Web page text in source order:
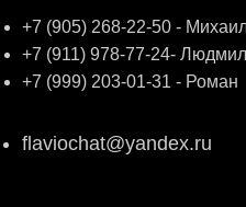
+7 (905) 268-22-50 -
+7 (911) 978-77-24-
+7 (999) 203-01-31 - Роман
flaviochat@yandex.ru